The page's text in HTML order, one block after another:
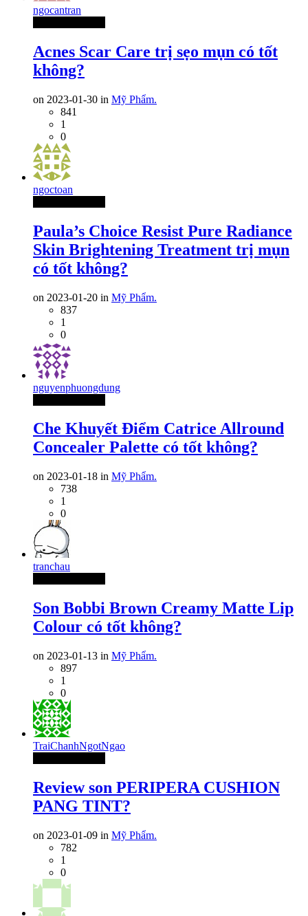
ngocantran
Acnes Scar Care trị sẹo mụn có tốt
không?
on 2023-01-30 in Mỹ Phẩm.
841
1
0
ngoctoan
Paula’s Choice Resist Pure Radiance
Skin Brightening Treatment trị mụn
có tốt không?
on 2023-01-20 in Mỹ Phẩm.
837
1
0
nguyenphuongdung
Che Khuyết Điểm Catrice Allround
Concealer Palette có tốt không?
on 2023-01-18 in Mỹ Phẩm.
738
1
0
tranchau
Son Bobbi Brown Creamy Matte Lip
Colour có tốt không?
on 2023-01-13 in Mỹ Phẩm.
897
1
0
TraiChanhNgotNgao
Review son PERIPERA CUSHION
PANG TINT?
on 2023-01-09 in Mỹ Phẩm.
782
1
0